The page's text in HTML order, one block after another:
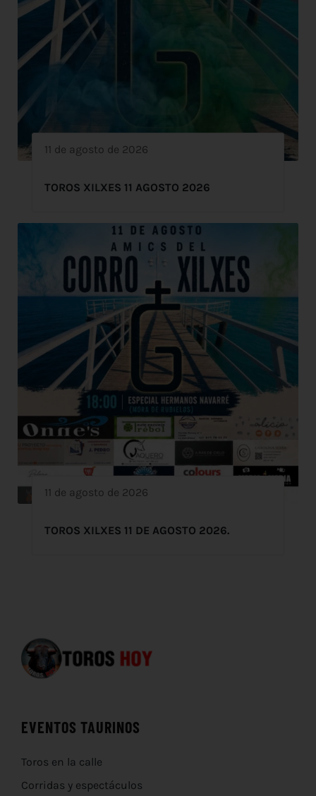
11 de agosto de 2026
TOROS XILXES 11 AGOSTO 2026
11 de agosto de 2026
TOROS XILXES 11 DE AGOSTO 2026.
EVENTOS TAURINOS
Toros en la calle
Corridas y espectáculos